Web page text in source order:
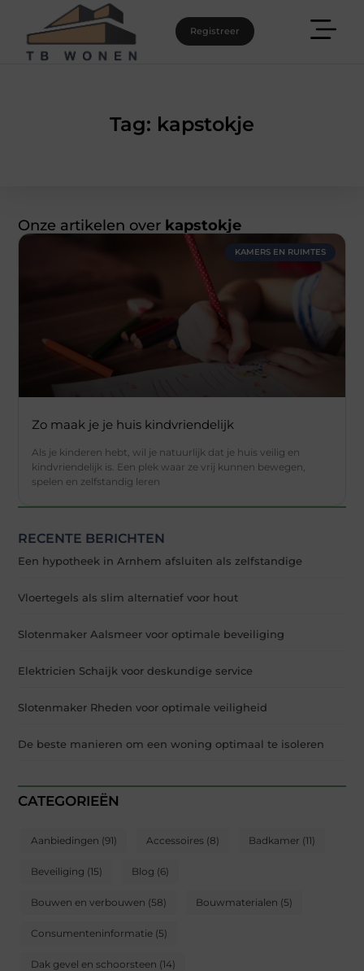
Registreer
Tag: kapstokje
Onze artikelen over kapstokje
KAMERS EN RUIMTES
Zo maak je je huis kindvriendelijk
Als je kinderen hebt, wil je natuurlijk dat je huis veilig en
kindvriendelijk is. Een plek waar ze vrij kunnen bewegen,
spelen en zelfstandig leren
RECENTE BERICHTEN
Een hypotheek in Arnhem afsluiten als zelfstandige
Vloertegels als slim alternatief voor hout
Slotenmaker Aalsmeer voor optimale beveiliging
Elektricien Schaijk voor deskundige service
Slotenmaker Rheden voor optimale veiligheid
De beste manieren om een woning optimaal te isoleren
CATEGORIEËN
Aanbiedingen (91) Accessoires (8) Badkamer (11)
Beveiliging (15) Blog (6)
Bouwen en verbouwen (58) Bouwmaterialen (5)
Consumenteninformatie (5)
Dak gevel en schoorsteen (14)